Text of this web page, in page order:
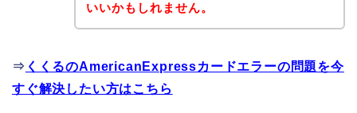
いいかもしれません。
⇒ くくるのAmericanExpressカードエラーの問題を今
すぐ解決したい方はこちら